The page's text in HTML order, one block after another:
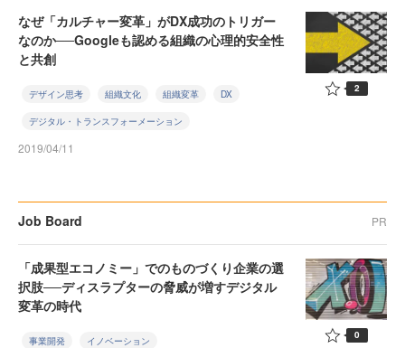
なぜ「カルチャー変革」がDX成功のトリガー
なのか──Googleも認める組織の心理的安全性
と共創
デザイン思考 組織文化 組織変革 DX
デジタル・トランスフォーメーション
2019/04/11
2
Job Board PR
「成果型エコノミー」でのものづくり企業の選
択肢──ディスラプターの脅威が増すデジタル
変革の時代
事業開発 イノベーション 0